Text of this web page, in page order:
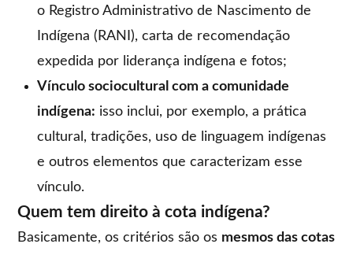
o Registro Administrativo de Nascimento de
Indígena (RANI), carta de recomendação
expedida por liderança indígena e fotos;
Vínculo sociocultural com a comunidade
indígena: isso inclui, por exemplo, a prática
cultural, tradições, uso de linguagem indígenas
e outros elementos que caracterizam esse
vínculo.
Quem tem direito à cota indígena?
Basicamente, os critérios são os mesmos das cotas